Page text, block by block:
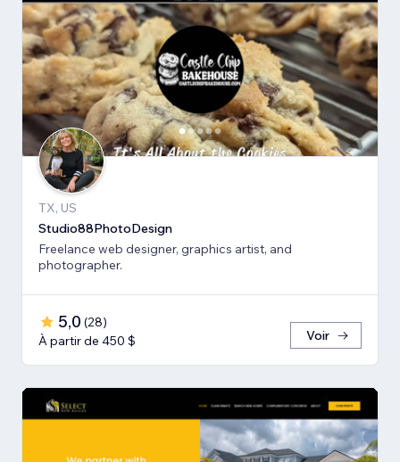
TX, US
Studio88PhotoDesign
Freelance web designer, graphics artist, and
photographer.
5,0 (28)
À partir de 450 $
Voir